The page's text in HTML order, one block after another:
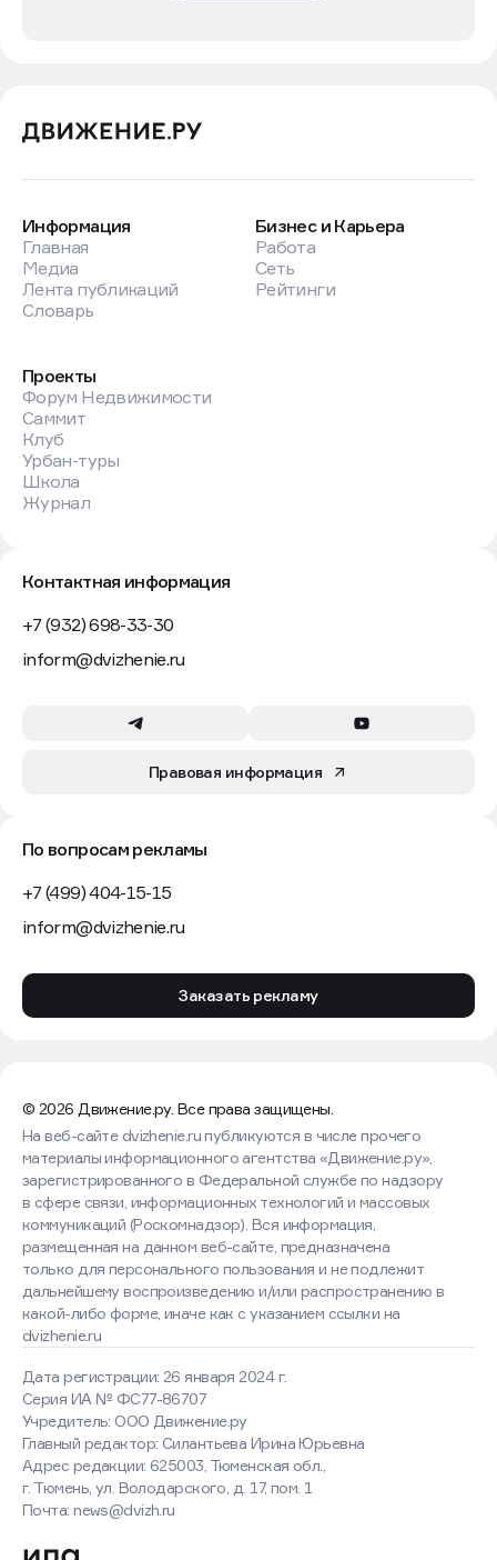
Информация
Главная
Медиа
Лента публикаций
Словарь
Бизнес и Карьера
Работа
Сеть
Рейтинги
Проекты
Форум Недвижимости
Саммит
Клуб
Урбан-туры
Школа
Журнал
Контактная информация
+7 (932) 698-33-30
inform@dvizhenie.ru
Правовая информация
По вопросам рекламы
+7 (499) 404-15-15
inform@dvizhenie.ru
Заказать рекламу
© 2026 Движение.ру. Все права защищены.
Дата регистрации: 26 января 2024 г.
Серия ИА № ФС77-86707
Учредитель: ООО Движение.ру
Главный редактор: Силантьева Ирина Юрьевна
Адрес редакции: 625003, Тюменская обл.,
г. Тюмень, ул. Володарского, д. 17, пом. 1
Почта: news@dvizh.ru
На веб-сайте dvizhenie.ru публикуются в числе прочего
материалы информационного агентства «Движение.ру»,
зарегистрированного в Федеральной службе по надзору
в сфере связи, информационных технологий и массовых
коммуникаций (Роскомнадзор). Вся информация,
размещенная на данном веб-сайте, предназначена
только для персонального пользования и не подлежит
дальнейшему воспроизведению и/или распространению в
какой-либо форме, иначе как с указанием ссылки на
dvizhenie.ru